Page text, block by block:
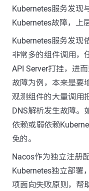
Kubernetes服务发现
Kubernetes故障，上
Kubernetes服务发现
非常多的组件调用，
API Server打挂，进
故障为例，本来是要
观测组件的大量调用
DNS解析发生故障。
依赖或弱依赖
免的。
Nacos作为独立注册
Kubernetes独立部署
项面向失败原则，帮